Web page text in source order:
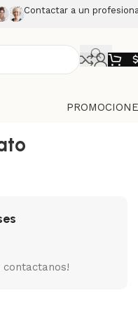
Contactar a un
$